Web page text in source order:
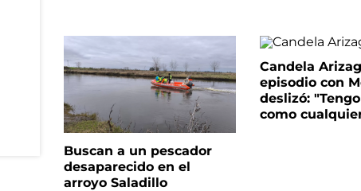
Buscan a un pescador
desaparecido en el
arroyo Saladillo
Candela
episodio con
deslizó:
como